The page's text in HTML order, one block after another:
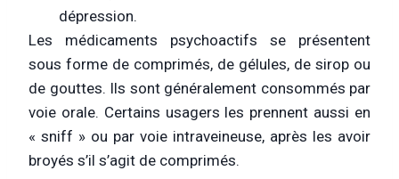
dépression.
Les médicaments psychoactifs se présentent
sous forme de comprimés, de gélules, de sirop ou
de gouttes. Ils sont généralement consommés par
voie orale. Certains usagers les prennent aussi en
« sniff » ou par voie intraveineuse, après les avoir
broyés s’il s’agit de comprimés.